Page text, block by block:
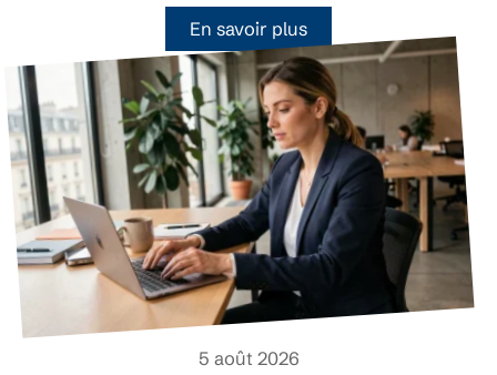
En savoir plus
5 août 2026